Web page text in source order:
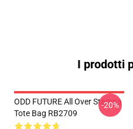
I prodotti
ODD FUTURE All Over Stampa
Tote Bag RB2709
-20%